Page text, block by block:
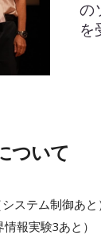
の
を
ついて
ステム制御あと
報実験3あと）